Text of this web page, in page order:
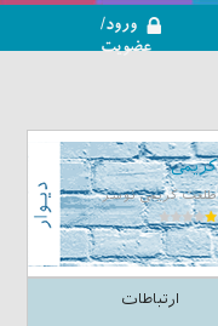
ورود/
عضویت
کریمی
طلعت کریمی نوسر
ارتباطات